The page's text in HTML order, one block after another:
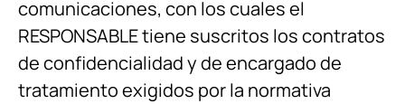
comunicaciones, con los cuales el
RESPONSABLE tiene suscritos los contratos
de confidencialidad y de encargado de
tratamiento exigidos por la normativa